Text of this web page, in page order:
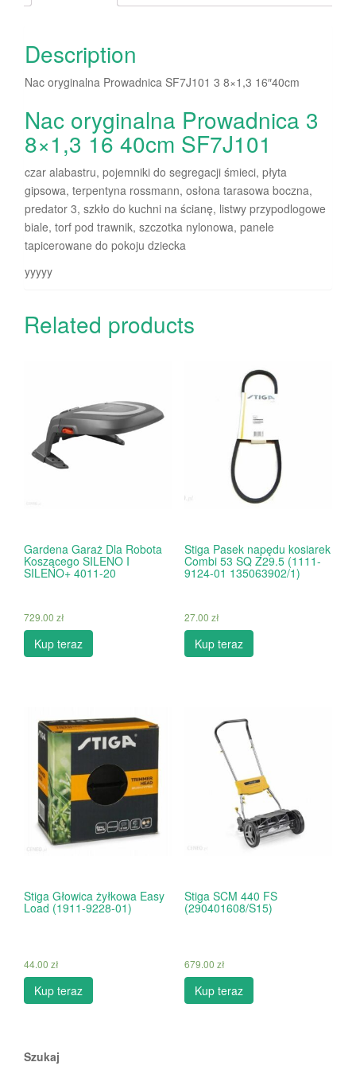
Description
Nac oryginalna Prowadnica SF7J101 3 8×1,3 16″40cm
Nac oryginalna Prowadnica 3
8×1,3 16 40cm SF7J101
czar alabastru, pojemniki do segregacji śmieci, płyta
gipsowa, terpentyna rossmann, osłona tarasowa boczna,
predator 3, szkło do kuchni na ścianę, listwy przypodlogowe
biale, torf pod trawnik, szczotka nylonowa, panele
tapicerowane do pokoju dziecka
yyyyy
Related products
Gardena Garaż Dla Robota
Koszącego SILENO I
SILENO+ 4011-20
729.00 zł
Kup teraz
Stiga Pasek napędu kosiarek
Combi 53 SQ Z29.5 (1111-
9124-01 135063902/1)
27.00 zł
Kup teraz
Stiga Głowica żyłkowa Easy
Load (1911-9228-01)
44.00 zł
Kup teraz
Stiga SCM 440 FS
(290401608/S15)
679.00 zł
Kup teraz
Szukaj